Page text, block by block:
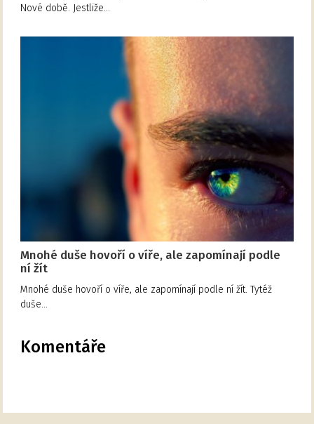
Nové době. Jestliže…
Mnohé duše hovoří o víře, ale zapomínají podle
ní žít
Mnohé duše hovoří o víře, ale zapomínají podle ní žít. Tytéž
duše…
Komentáře